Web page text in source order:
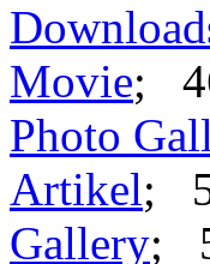
Movie;
Photo
Artikel;
Gallery;